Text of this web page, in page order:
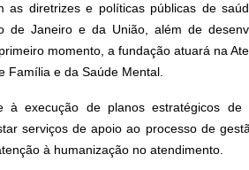
as diretrizes e políticas públicas de
de Janeiro e da União, além de
momento, a fundação atuará na
Família e da Saúde Mental.
à execução de planos estratégicos de
serviços de apoio ao processo de
à humanização no atendimento.